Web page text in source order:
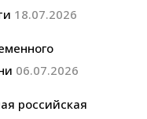
18.07.2026
06.07.2026
российская